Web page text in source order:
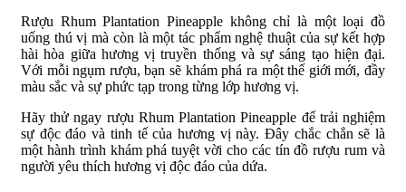
Rượu Rhum Plantation Pineapple không chỉ là một loại đồ
uống thú vị mà còn là một tác phẩm nghệ thuật của sự kết hợp
hài hòa giữa hương vị truyền thống và sự sáng tạo hiện đại.
Với mỗi ngụm rượu, bạn sẽ khám phá ra một thế giới mới, đầy
màu sắc và sự phức tạp trong từng lớp hương vị.
Hãy thử ngay rượu Rhum Plantation Pineapple để trải nghiệm
sự độc đáo và tinh tế của hương vị này. Đây chắc chắn sẽ là
một hành trình khám phá tuyệt vời cho các tín đồ rượu rum và
người yêu thích hương vị độc đáo của dứa.